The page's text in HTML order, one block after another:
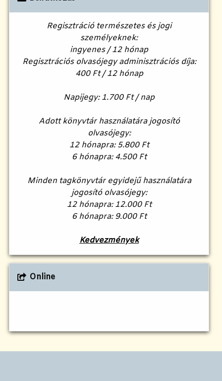
Regisztráció természetes és jogi
személyeknek:
ingyenes / 12 hónap
Regisztrációs olvasójegy adminisztrációs díja:
400 Ft / 12 hónap
Napijegy: 1.700 Ft / nap
Adott könyvtár használatára jogosító
olvasójegy:
12 hónapra: 5.800 Ft
6 hónapra: 4.500 Ft
Minden tagkönyvtár egyidejű használatára
jogosító olvasójegy:
12 hónapra: 12.000 Ft
6 hónapra: 9.000 Ft
Kedvezmények
Online